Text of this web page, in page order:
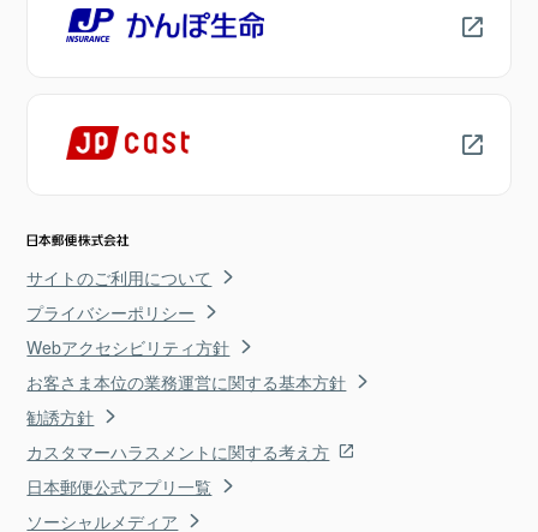
サイトのご利用について
プライバシーポリシー
Webアクセシビリティ方針
お客さま本位の業務運営に関する基本方針
勧誘方針
カスタマーハラスメントに関する考え方
日本郵便公式アプリ一覧
ソーシャルメディア